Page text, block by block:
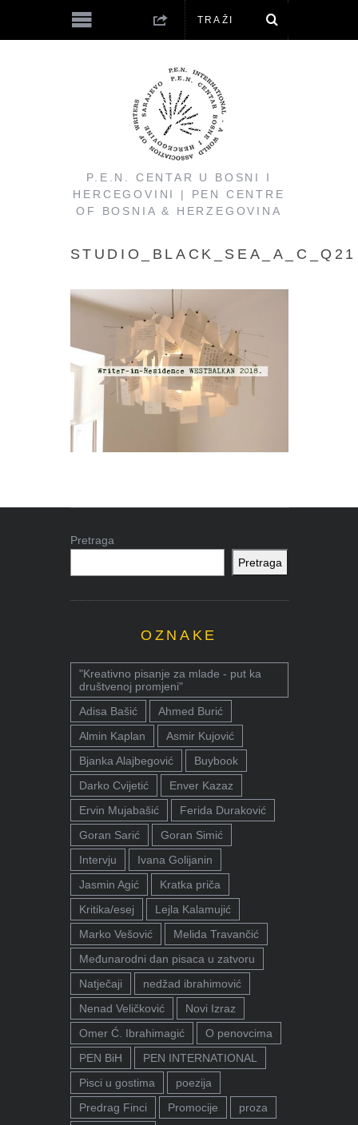
P.E.N. CENTAR U BOSNI I
HERCEGOVINI | PEN CENTRE
OF BOSNIA & HERZEGOVINA
STUDIO_BLACK_SEA_A_C_Q21
Pretraga
Pretraga
OZNAKE
"Kreativno pisanje za mlade - put ka
društvenoj promjeni"
Adisa Bašić
Ahmed Burić
Almin Kaplan
Asmir Kujović
Bjanka Alajbegović
Buybook
Darko Cvijetić
Enver Kazaz
Ervin Mujabašić
Ferida Duraković
Goran Sarić
Goran Simić
Intervju
Ivana Golijanin
Jasmin Agić
Kratka priča
Kritika/esej
Lejla Kalamujić
Marko Vešović
Melida Travančić
Međunarodni dan pisaca u zatvoru
Natječaji
nedžad ibrahimović
Nenad Veličković
Novi Izraz
Omer Ć. Ibrahimagić
O penovcima
PEN BiH
PEN INTERNATIONAL
Pisci u gostima
poezija
Predrag Finci
Promocije
proza